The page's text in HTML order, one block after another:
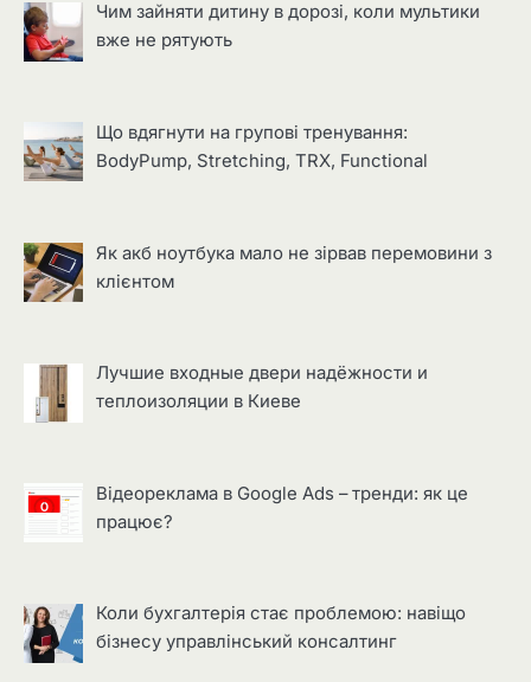
Чим зайняти дитину в дорозі, коли мультики
вже не рятують
Що вдягнути на групові тренування:
BodyPump, Stretching, TRX, Functional
Як акб ноутбука мало не зірвав перемовини з
клієнтом
Лучшие входные двери надёжности и
теплоизоляции в Киеве
Відеореклама в Google Ads – тренди: як це
працює?
Коли бухгалтерія стає проблемою: навіщо
бізнесу управлінський консалтинг